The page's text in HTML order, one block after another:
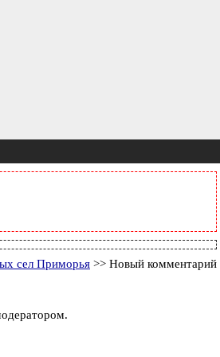
сел Приморья >> Новый комментарий